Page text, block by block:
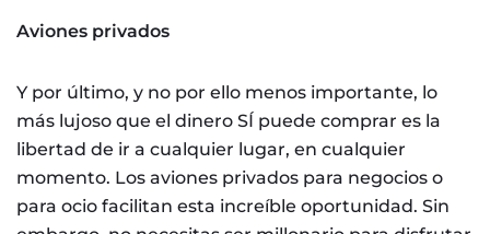
Aviones privados
Y por último, y no por ello menos importante, lo
más lujoso que el dinero SÍ puede comprar es la
libertad de ir a cualquier lugar, en cualquier
momento. Los aviones privados para negocios o
para ocio facilitan esta increíble oportunidad. Sin